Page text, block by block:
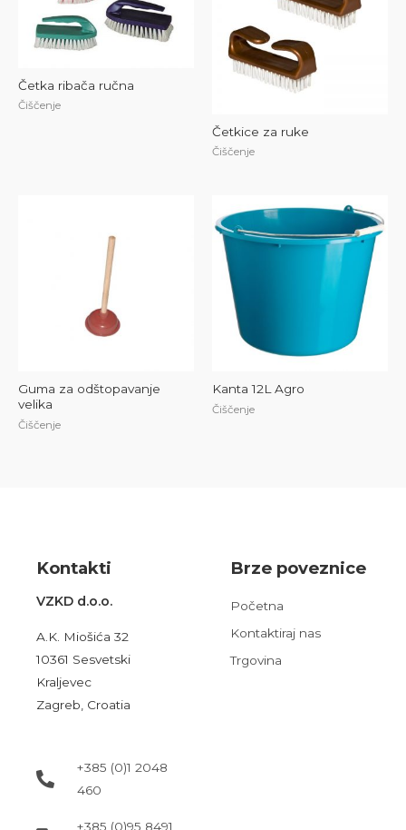
Četka ribača ručna
Čiščenje
Četkice za ruke
Čiščenje
Guma za odštopavanje
velika
Čiščenje
Kanta 12L Agro
Čiščenje
Kontakti
VZKD d.o.o.
A.K. Miošića 32
10361 Sesvetski
Kraljevec
Zagreb, Croatia
+385 (0)1 2048
460
+385 (0)95 8491
Brze poveznice
Početna
Kontaktiraj nas
Trgovina